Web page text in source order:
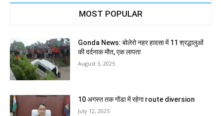
MOST POPULAR
Gonda News: बोलेरो नहर हादसा में 11 श्रद्धालुओं
की दर्दनाक मौत, एक लापता
August 3, 2025
10 अगस्त तक गोंडा में रहेगा route diversion
July 12, 2025